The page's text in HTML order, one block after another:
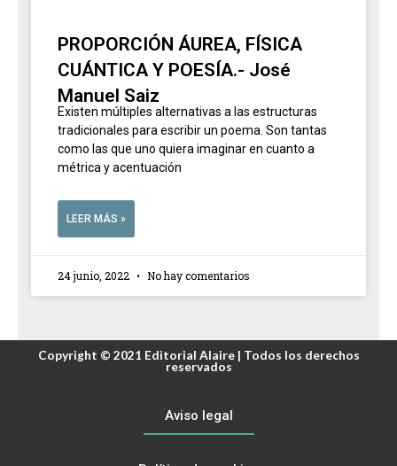
PROPORCIÓN ÁUREA, FÍSICA
CUÁNTICA Y POESÍA.- José
Manuel Saiz
Existen múltiples alternativas a las estructuras
tradicionales para escribir un poema. Son tantas
como las que uno quiera imaginar en cuanto a
métrica y acentuación
LEER MÁS »
24 junio, 2022 No hay comentarios
Copyright © 2021 Editorial Alaire | Todos los derechos
reservados
Aviso legal